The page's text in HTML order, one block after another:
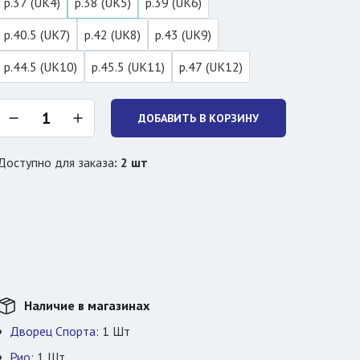
р.40.5 (UK7)
р.42 (UK8)
р.43 (UK9)
р.44.5 (UK10)
р.45.5 (UK11) р.47 (UK12)
ДОБАВИТЬ В КОРЗИНУ
для заказа: 2 шт
Наличие в магазинах
Дворец Спорта: 1 Шт
Рио: 1 Шт